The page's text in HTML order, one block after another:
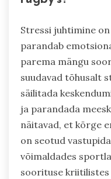
Stressi juhtimine on
parandab
parema mängu
suudavad tõhusalt
säilitada
ja parandada
näitavad, et kõrge
on seotud
võimaldades
soorituse kriitilistes